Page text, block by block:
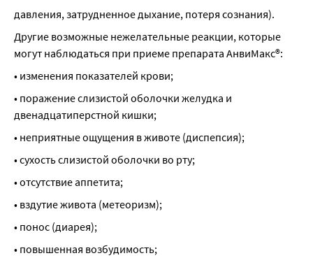
давления, затрудненное дыхание, потеря сознания).
Другие возможные нежелательные реакции, которые
могут наблюдаться при приеме препарата АнвиМакс®:
• изменения показателей крови;
• поражение слизистой оболочки желудка и
двенадцатиперстной кишки;
• неприятные ощущения в животе (диспепсия);
• сухость слизистой оболочки во рту;
• отсутствие аппетита;
• вздутие живота (метеоризм);
• понос (диарея);
• повышенная возбудимость;